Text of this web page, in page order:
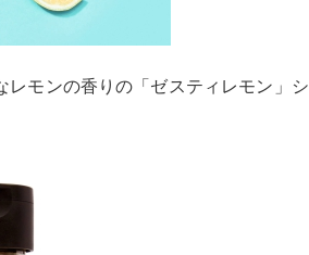
モンの香りの「ゼスティレモン」シ